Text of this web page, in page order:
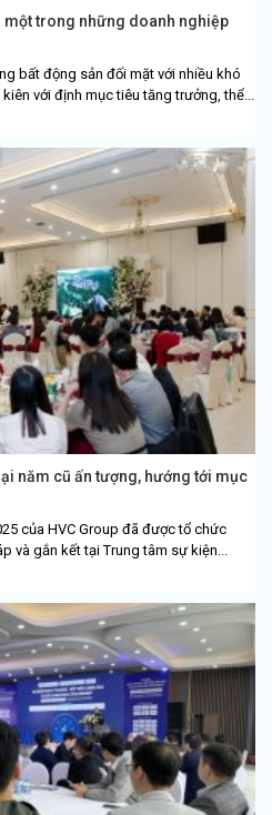
một trong những doanh nghiệp
bất động sản đối mặt với nhiều khó
kiên với định mục tiêu tăng trưởng, thể...
năm cũ ấn tượng, hướng tới mục
của HVC Group đã được tổ chức
và gắn kết tại Trung tâm sự kiện...